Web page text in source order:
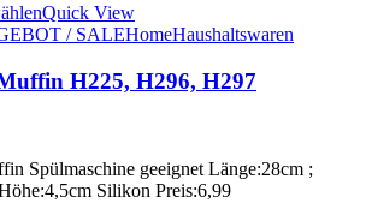
Quick View
/ SALEHomeHaushaltswaren
H225, H296, H297
€.
Spülmaschine geeignet Länge:28cm ;
Silikon Preis:6,99